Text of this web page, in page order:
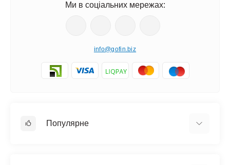
Ми в соціальних мережах:
info@gofin.biz
Популярне